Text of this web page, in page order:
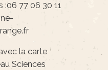
:06 77 06 30 11
la carte
Sciences